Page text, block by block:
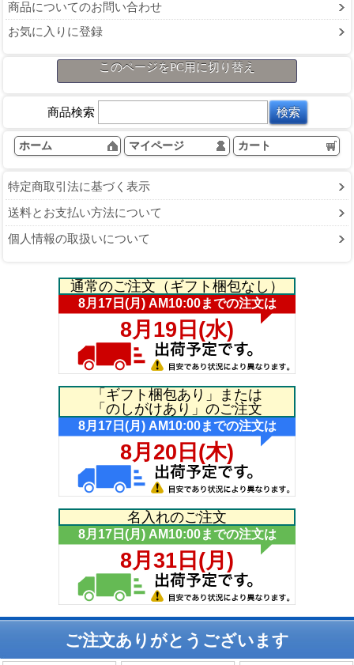
商品についてのお問い合わせ
お気に入りに登録
このページをPC用に切り替え
商品検索
ホーム マイページ カート
特定商取引法に基づく表示
送料とお支払い方法について
個人情報の取扱いについて
通常のご注文（ギフト梱包なし）
「ギフト梱包あり」または
「のしがけあり」のご注文
名入れのご注文
ご注文ありがとうございます